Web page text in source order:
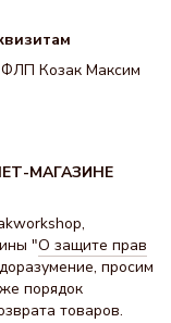
ФЛП Козак Максим
МАГАЗИНЕ
"О защите прав
просим
порядок
товаров.